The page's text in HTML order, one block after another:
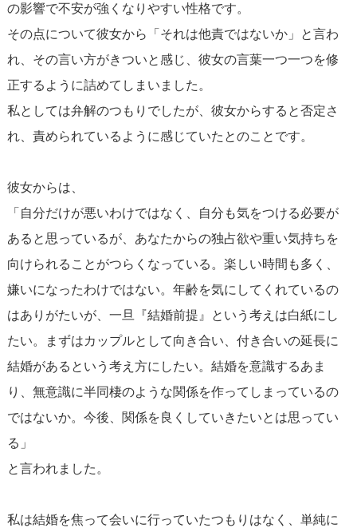
の影響で不安が強くなりやすい性格です。
その点について彼女から「それは他責ではないか」と言わ
れ、その言い方がきついと感じ、彼女の言葉一つ一つを修
正するように詰めてしまいました。
私としては弁解のつもりでしたが、彼女からすると否定さ
れ、責められているように感じていたとのことです。
彼女からは、
「自分だけが悪いわけではなく、自分も気をつける必要が
あると思っているが、あなたからの独占欲や重い気持ちを
向けられることがつらくなっている。楽しい時間も多く、
嫌いになったわけではない。年齢を気にしてくれているの
はありがたいが、一旦『結婚前提』という考えは白紙にし
たい。まずはカップルとして向き合い、付き合いの延長に
結婚があるという考え方にしたい。結婚を意識するあま
り、無意識に半同棲のような関係を作ってしまっているの
ではないか。今後、関係を良くしていきたいとは思ってい
る」
と言われました。
私は結婚を焦って会いに行っていたつもりはなく、単純に